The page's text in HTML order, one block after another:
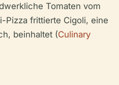
Tomaten vom
Pizza frittierte Cigoli, eine
beinhaltet (Culinary